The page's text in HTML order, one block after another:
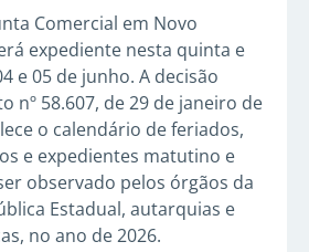
Comercial em Novo
expediente nesta quinta e
e 05 de junho. A decisão
nº 58.607, de 29 de janeiro de
o calendário de feriados,
e expedientes matutino e
observado pelos órgãos da
Estadual, autarquias e
no ano de 2026.